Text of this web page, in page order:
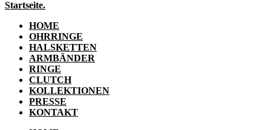
HOME
OHRRINGE
HALSKETTEN
ARMBÄNDER
RINGE
CLUTCH
KOLLEKTIONEN
PRESSE
KONTAKT